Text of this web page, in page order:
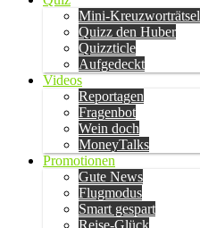
Mini-Kreuzworträtsel
Quizz den Huber
Quizzticle
Aufgedeckt
Videos
Reportagen
Fragenbot
Wein doch
MoneyTalks
Promotionen
Gute News
Flugmodus
Smart gespart
Reise-Glück